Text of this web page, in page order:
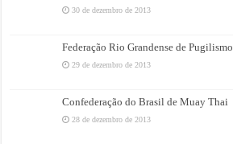
30 de dezembro de 2013
Federação Rio Grandense de Pugilismo
29 de dezembro de 2013
Confederação do Brasil de Muay Thai
28 de dezembro de 2013